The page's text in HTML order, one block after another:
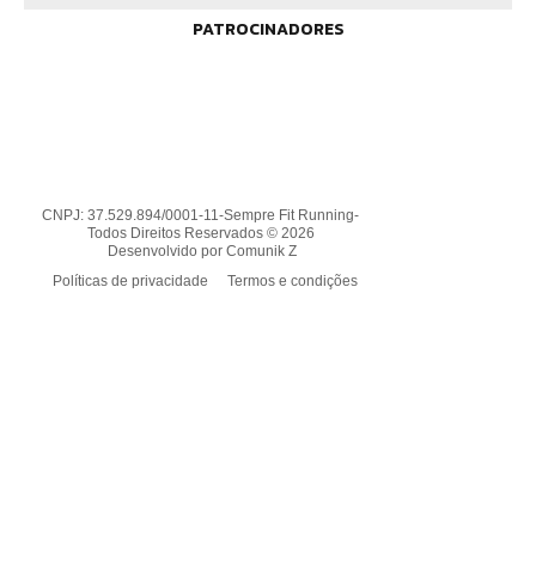
PATROCINADORES
CNPJ: 37.529.894/0001-11-Sempre Fit Running-
Todos Direitos Reservados © 2026
Desenvolvido por Comunik Z
Políticas de privacidade
Termos e condições